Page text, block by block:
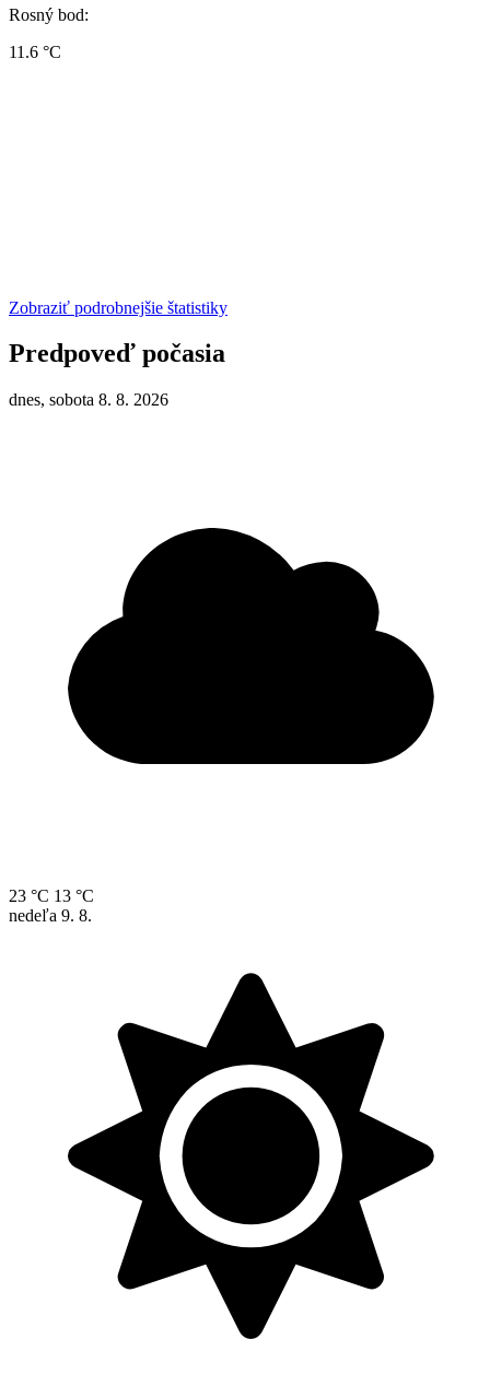
Rosný bod:
11.6 °C
Zobraziť podrobnejšie štatistiky
Predpoveď počasia
dnes, sobota 8. 8. 2026
23 °C 13 °C
nedeľa 9. 8.